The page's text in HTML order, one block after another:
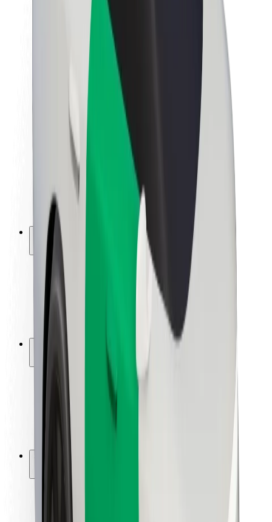
Fenntarthatóság a Boltnál
Project Zero
Sajtószoba
Küldetés
Befektetői kapcsolatok
Vezetőség
Média
Urban Fund
Biztonság
Utasbiztonság
Sofőr biztonság
E-roller biztonság
Biztonsági részleg
Lokációk
Városi megoldások
Repülőtér
Bolt töltőállomások
Utasoknak
Sofőröknek